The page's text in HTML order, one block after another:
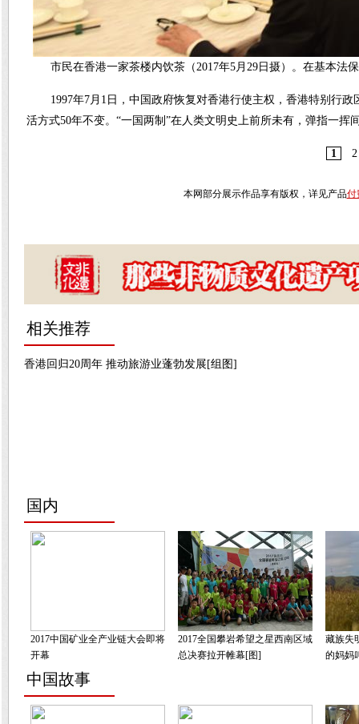
市民在香港一家茶楼内饮茶（2017年5月29日摄）。在基本法
1997年7月1日，中国政府恢复对香港行使主权，香港特别行
活方式50年不变。“一国两制”在人类文明史上前所未有，弹指一
1 2
本网部分展示作品享有版权，详见产品付
相关推荐
香港回归20周年 推动旅游业蓬勃发展[组图]